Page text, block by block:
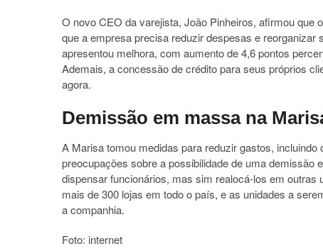
O novo CEO da varejista, João Pinheiros, afirmou que
que a empresa precisa reduzir despesas e
apresentou melhora, com aumento de 4,6 pontos
Ademais, a concessão de crédito para seus próprios
agora.
Demissão em massa na
A Marisa tomou medidas para reduzir gastos,
preocupações sobre a possibilidade de uma
dispensar funcionários, mas sim realocá-los em
mais de 300 lojas em todo o país, e as unidades a
a companhia.
Foto: internet